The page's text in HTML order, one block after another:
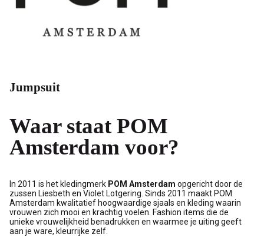
Jumpsuit
Waar staat POM
Amsterdam voor?
In 2011 is het kledingmerk POM Amsterdam opgericht door de
zussen Liesbeth en Violet Lotgering. Sinds 2011 maakt POM
Amsterdam kwalitatief hoogwaardige sjaals en kleding waarin
vrouwen zich mooi en krachtig voelen. Fashion items die de
unieke vrouwelijkheid benadrukken en waarmee je uiting geeft
aan je ware, kleurrijke zelf.